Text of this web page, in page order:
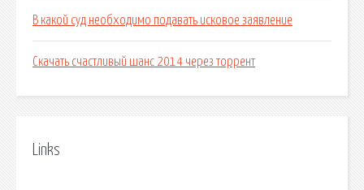
В какой суд необходимо подавать исковое заявление
Скачать счастливый шанс 2014 через торрент
Links